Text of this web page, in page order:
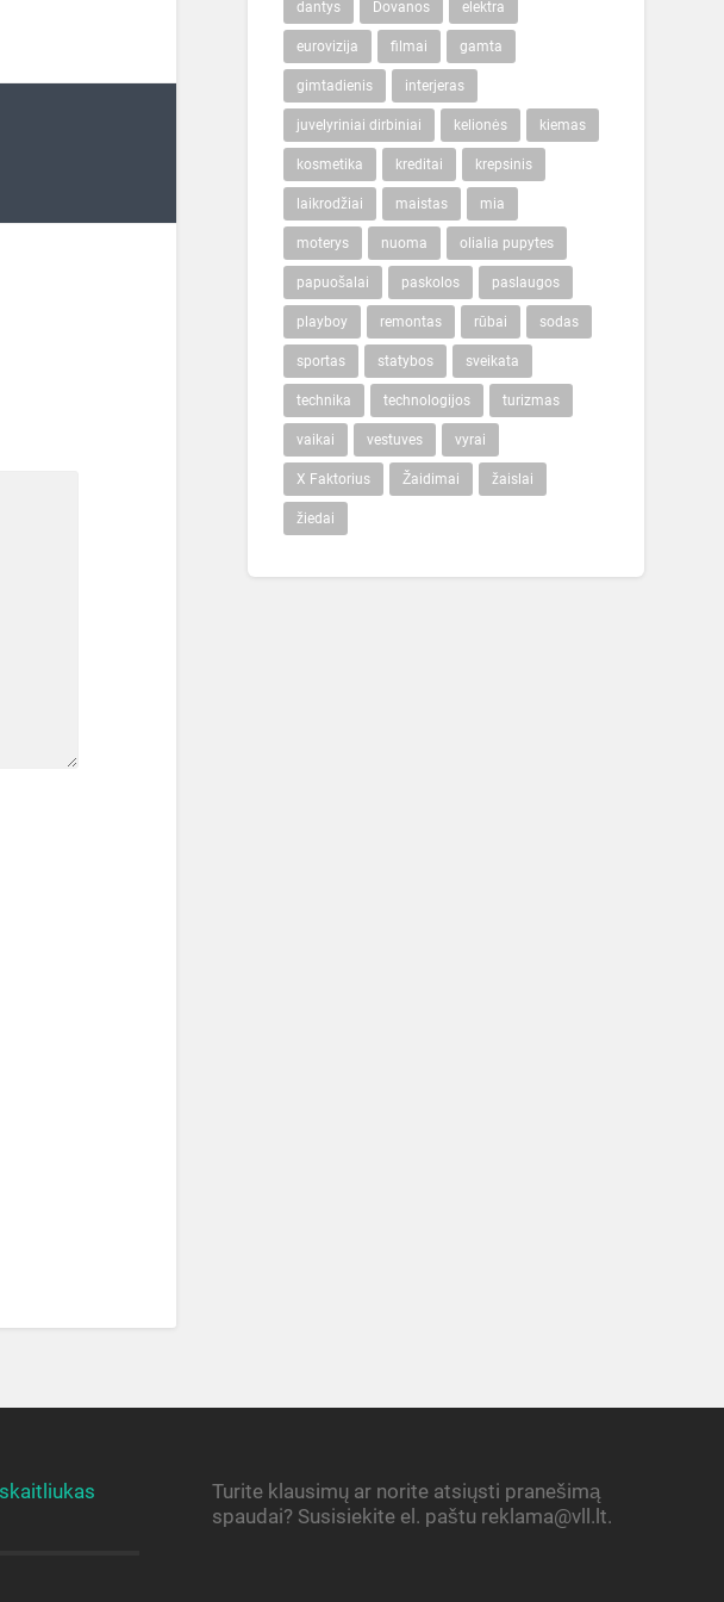
dantys Dovanos elektra
eurovizija filmai gamta
gimtadienis interjeras
juvelyriniai dirbiniai kelionės kiemas
kosmetika kreditai krepsinis
laikrodžiai maistas mia
moterys nuoma olialia pupytes
papuošalai paskolos paslaugos
playboy remontas rūbai sodas
sportas statybos sveikata
technika technologijos turizmas
vaikai vestuves vyrai
X Faktorius Žaidimai žaislai
žiedai
Turite klausimų ar norite atsiųsti pranešimą
spaudai? Susisiekite el. paštu reklama@vll.lt.